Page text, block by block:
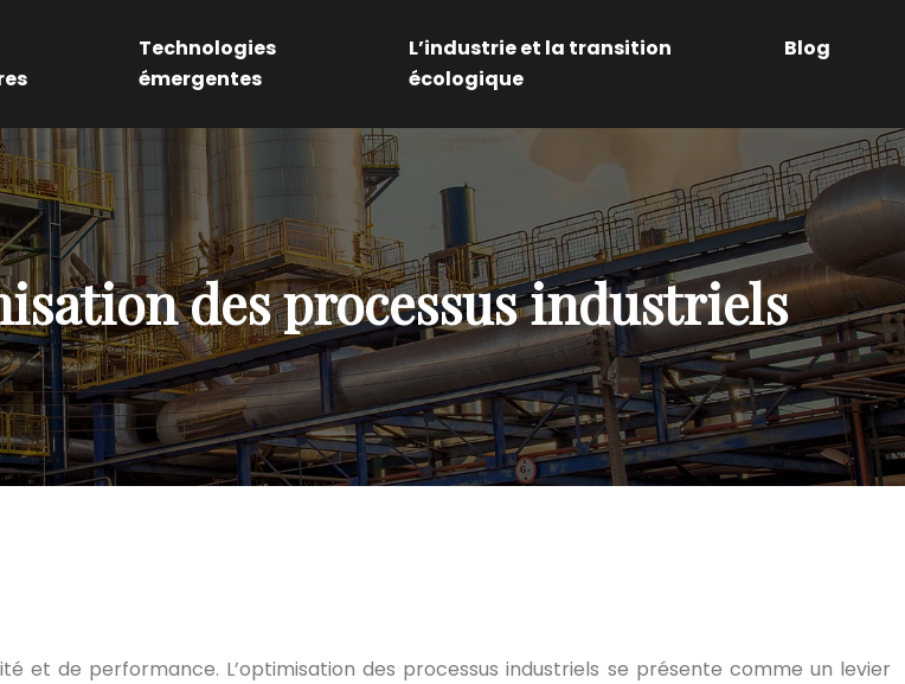
Technologies
émergentes
L’industrie et la transition
écologique
Blog
des processus industriels
et de performance. L’optimisation des processus industriels se présente comme un levier